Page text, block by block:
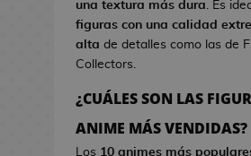
T
a
s
d
e
i
e
o
una textura más dura. Es
figuras con una calidad
alta de detalles como las de
Collectors.
¿CUÁLES SON LAS
ANIME MÁS VENDIDAS?
Los 10 animes más